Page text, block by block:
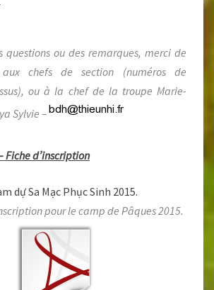
questions ou des remarques, merci de
aux chefs de section (numéros de
ou à la chef de la troupe Marie-
Sylvie –
Fiche d’inscription
dự Sa Mạc Phục Sinh 2015.
pour le camp de Pâques 2015.